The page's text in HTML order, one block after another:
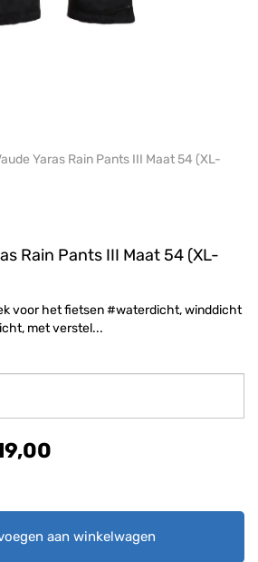
Yaras Rain Pants III Maat 54 (XL-
Rain Pants III Maat 54 (XL-
voor het fietsen #waterdicht, winddicht
met verstel...
aan winkelwagen